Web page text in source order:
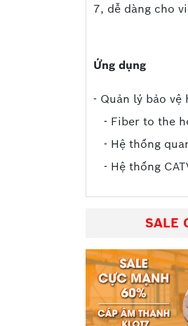
7, dễ dàng cho
Ứng dụng
- Quản lý bảo vệ
- Fiber to the
- Hệ thống
- Hệ thống
SALE